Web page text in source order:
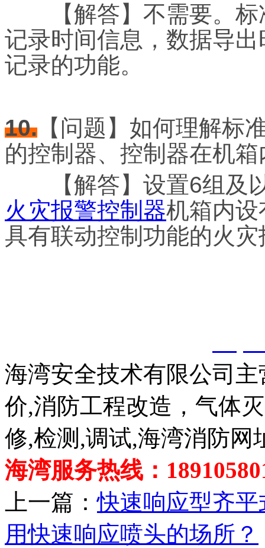
【解答】不需要。标
记录时间信息，数据导
记录的功能。
10. 【问题】如何理解标
的控制器、控制器在机
【解答】设置6组及以
火灾报警控制器机箱内
具有联动控制功能的火
海湾安全技术有限公司
价,消防工程改造，气体
修,检测,调试,海湾消防网
海湾服务热线：
上一篇：快速响应型齐
用快速响应喷头的场所？